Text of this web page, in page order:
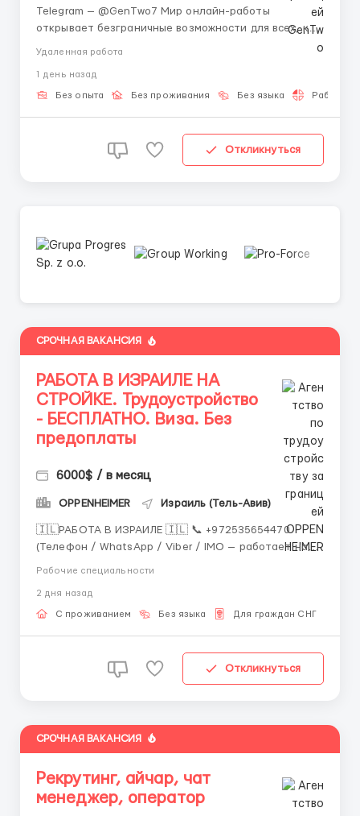
Telegram — @GenTwo7 Мир онлайн-работы
открывает безграничные возможности для всех, кто
хочет развиваться и зарабатывать удалённо. 🌎 Ты
работу с учёбой, хобби или путешествиями. 🏡 Пока
все только говорят про нейросети и блокчейн,
Удаленная работа
1 день назад
Без опыта Без проживания Без языка Работа
Откликнуться
СРОЧНАЯ ВАКАНСИЯ
РАБОТА В ИЗРАИЛЕ НА
СТРОЙКЕ. Трудоустройство
- БЕСПЛАТНО. Виза. Без
предоплаты
6000$ / в месяц
OPPENHEIMER Израиль (Тель-Авив)
🇮🇱РАБОТА В ИЗРАИЛЕ 🇮🇱 📞 +972535654470
(Телефон / WhatsApp / Viber / IMO — работает на
территории РФ без VPN) Telegram:
Хотите уверенность в завтрашнем дне? Хотите
жить и работать в Израиле? Тогда свяжитесь с нами
Рабочие специальности
2 дня назад
С проживанием Без языка Для граждан СНГ
Откликнуться
СРОЧНАЯ ВАКАНСИЯ
Рекрутинг, айчар, чат
менеджер, оператор